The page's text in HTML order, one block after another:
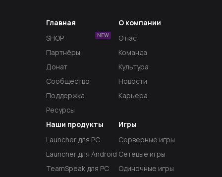
Главная
SHOP
NEW
Партнёры
Донат
Сообщество
Поддержка
Ресурсы
Наши продукты
Launcher для PC
Launcher для Android
TeamSpeak для PC
Игры
Серверные игры
Сетевые игры
Одиночные игры
О компании
О нас
Команда
Культура
Новости
Карьера